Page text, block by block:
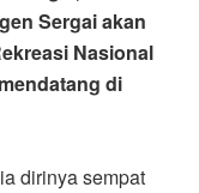
Sergai akan
Nasional
di
dirinya sempat